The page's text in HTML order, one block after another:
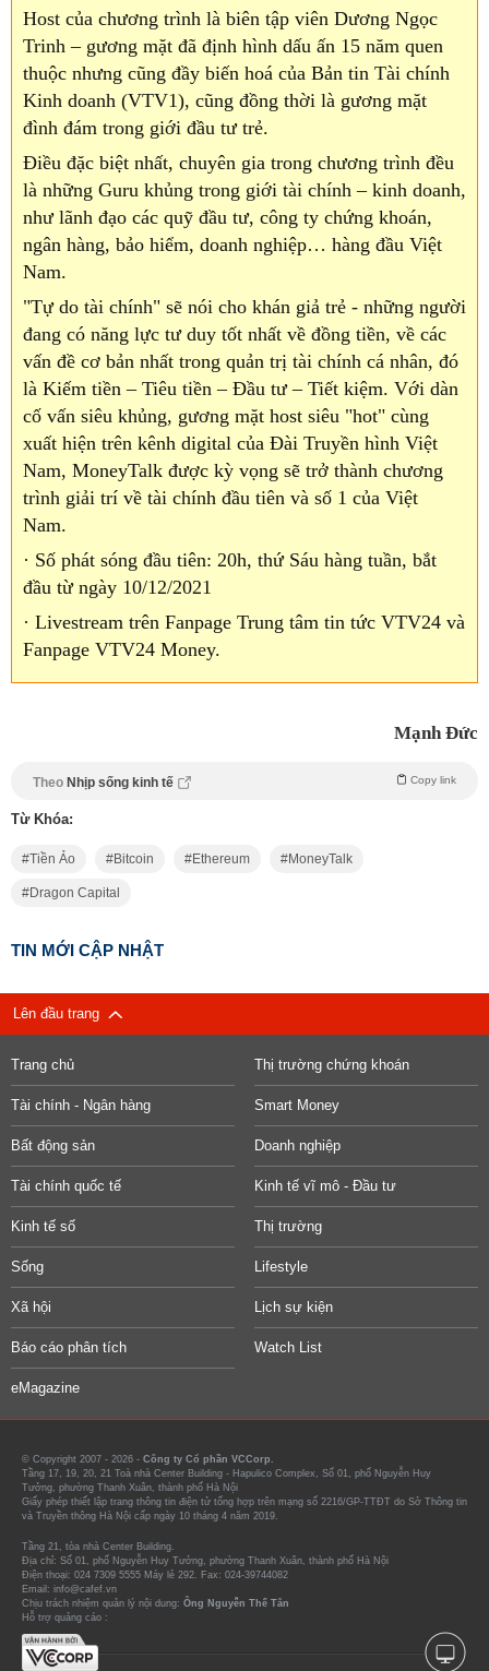
Host của chương trình là biên tập viên Dương Ngọc
Trinh – gương mặt đã định hình dấu ấn 15 năm quen
thuộc nhưng cũng đầy biến hoá của Bản tin Tài chính
Kinh doanh (VTV1), cũng đồng thời là gương mặt
đình đám trong giới đầu tư trẻ.
Điều đặc biệt nhất, chuyên gia trong chương trình đều
là những Guru khủng trong giới tài chính – kinh doanh,
như lãnh đạo các quỹ đầu tư, công ty chứng khoán,
ngân hàng, bảo hiểm, doanh nghiệp… hàng đầu Việt
Nam.
"Tự do tài chính" sẽ nói cho khán giả trẻ - những người
đang có năng lực tư duy tốt nhất về đồng tiền, về các
vấn đề cơ bản nhất trong quản trị tài chính cá nhân, đó
là Kiếm tiền – Tiêu tiền – Đầu tư – Tiết kiệm. Với dàn
cố vấn siêu khủng, gương mặt host siêu "hot" cùng
xuất hiện trên kênh digital của Đài Truyền hình Việt
Nam, MoneyTalk được kỳ vọng sẽ trở thành chương
trình giải trí về tài chính đầu tiên và số 1 của Việt
Nam.
· Số phát sóng đầu tiên: 20h, thứ Sáu hàng tuần, bắt
đầu từ ngày 10/12/2021
· Livestream trên Fanpage Trung tâm tin tức VTV24 và
Fanpage VTV24 Money.
Mạnh Đức
Theo Nhịp sống kinh tế Copy link
Từ Khóa:
Tiền Ảo Bitcoin Ethereum MoneyTalk
Dragon Capital
TIN MỚI CẬP NHẬT
Lên đầu trang
Trang chủ Thị trường chứng khoán
Tài chính - Ngân hàng Smart Money
Bất động sản Doanh nghiệp
Tài chính quốc tế Kinh tế vĩ mô - Đầu tư
Kinh tế số Thị trường
Sống Lifestyle
Xã hội Lịch sự kiện
Báo cáo phân tích Watch List
eMagazine
© Copyright 2007 - 2026 - Công ty Cổ phần VCCorp.
Tầng 17, 19, 20, 21 Toà nhà Center Building - Hapulico Complex, Số 01, phố Nguyễn Huy
Tưởng, phường Thanh Xuân, thành phố Hà Nội
Giấy phép thiết lập trang thông tin điện tử tổng hợp trên mạng số 2216/GP-TTĐT do Sở Thông tin
và Truyền thông Hà Nội cấp ngày 10 tháng 4 năm 2019.
Tầng 21, tòa nhà Center Building.
Địa chỉ: Số 01, phố Nguyễn Huy Tưởng, phường Thanh Xuân, thành phố Hà Nội
Điện thoại: 024 7309 5555 Máy lẻ 292. Fax: 024-39744082
Email: info@cafef.vn
Chịu trách nhiệm quản lý nội dung: Ông Nguyễn Thế Tân
Hỗ trợ quảng cáo :